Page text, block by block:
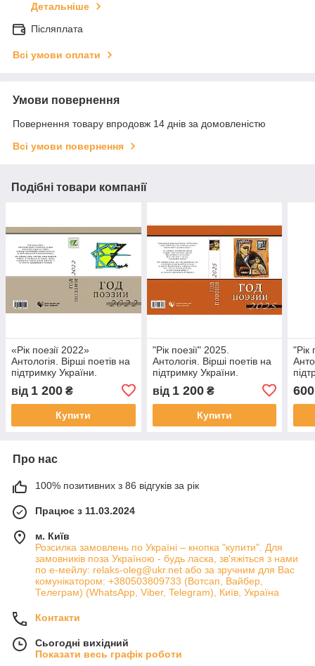
Детальніше
Післяплата
Всі умови оплати
Умови повернення
Повернення товару впродовж 14 днів за домовленістю
Всі умови повернення
Подібні товари компанії
«Рік поезії 2022»
Антологія. Вірші поетів на
підтримку України.
від 1 200 ₴
Купити
"Рік поезії" 2025.
Антологія. Вірші поетів на
підтримку України.
від 1 200₴
Купити
"Рік
600
Про нас
100% позитивних з 86 відгуків за рік
Працює з 11.03.2024
м. Київ
Розсилка замовлень по Україні – кнопка "купити". Для
замовників поза Україною - будь ласка, зв'яжіться з нами
по е-мейлу: relaks-oleg@ukr.net або за зручним для Вас
комунікатором: +380503809733 (Вотсап, Вайбер,
Телеграм) (WhatsApp, Viber, Telegram), Київ, Україна
Контакти
Сьогодні вихідний
Показати весь графік роботи